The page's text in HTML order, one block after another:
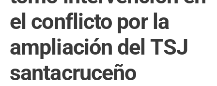
el conflicto por la
ampliación del TSJ
santacruceño